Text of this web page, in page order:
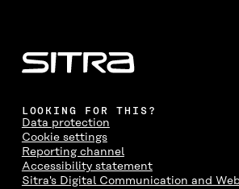
LOOKING FOR THIS?
Data protection
Cookie settings
Reporting channel
Accessibility statement
Sitra's Digital Communication and